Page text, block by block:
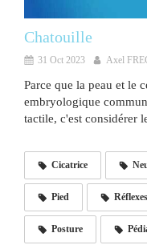
Chatouille
31 Oct 2023 Axel
Parce que la peau et le
embryologique
tactile, c'est considérer
Cicatrice
Pied
Posture